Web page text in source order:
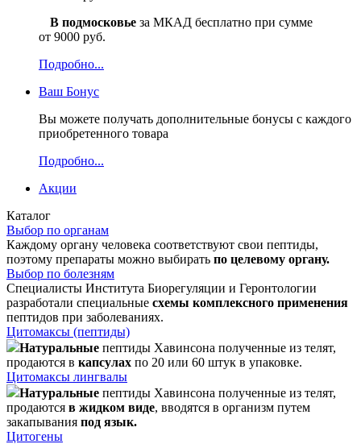
В подмосковье за МКАД бесплатно при сумме
от 9000 руб.
Подробно...
Ваш Бонус
Вы можете получать дополнительные бонусы с каждого
приобретенного товара
Подробно...
Акции
Каталог
Выбор по органам
Каждому органу человека соответствуют свои пептиды,
поэтому препараты можно выбирать по целевому органу.
Выбор по болезням
Специалисты Института Биорегуляции и Геронтологии
разработали специальные схемы комплексного применения
пептидов при заболеваниях.
Цитомаксы (пептиды)
Натуральные пептиды Хавинсона полученные из телят,
продаются в капсулах по 20 или 60 штук в упаковке.
Цитомаксы лингвалы
Натуральные пептиды Хавинсона полученные из телят,
продаются в жидком виде, вводятся в организм путем
закапывания под язык.
Цитогены